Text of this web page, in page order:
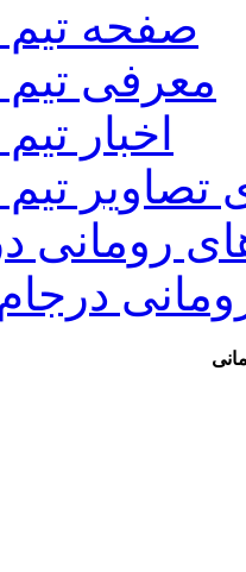
صفحه تیم
معرفی
اخبار
تصاویر
رومانی
رومانی